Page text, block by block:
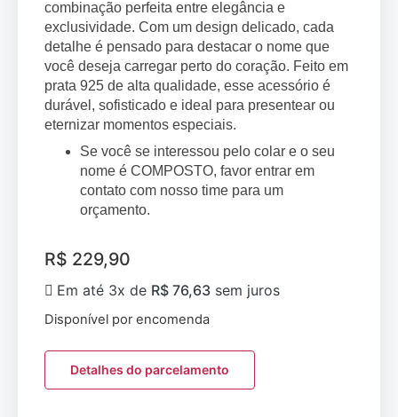
combinação perfeita entre elegância e
exclusividade. Com um design delicado, cada
detalhe é pensado para destacar o nome que
você deseja carregar perto do coração. Feito em
prata 925 de alta qualidade, esse acessório é
durável, sofisticado e ideal para presentear ou
eternizar momentos especiais.
Se você se interessou pelo colar e o seu
nome é COMPOSTO, favor entrar em
contato com nosso time para um
orçamento.
R$ 229,90
Em até 3x de R$ 76,63 sem juros
Disponível por encomenda
Detalhes do parcelamento